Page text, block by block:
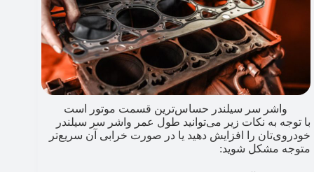
واشر سر سیلندر حساس‌ترین قسمت موتور است
با توجه به نکات زیر می‌توانید طول عمر واشر سر سیلندر
خودروی‌تان را افزایش دهید یا در صورت خرابی آن سریع‌تر
متوجه مشکل شوید: